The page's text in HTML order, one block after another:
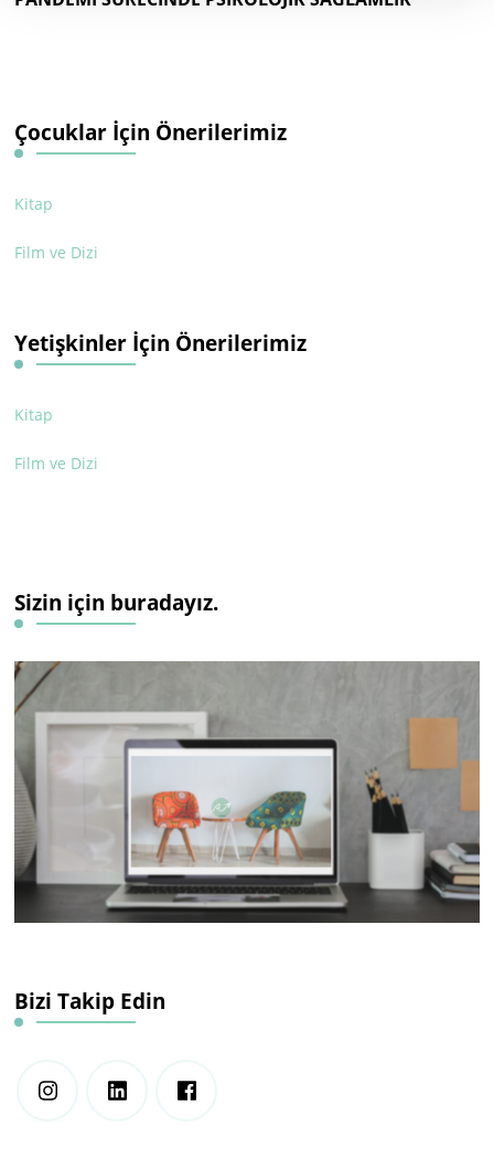
Çocuklar İçin Önerilerimiz
Kitap
Film ve Dizi
Yetişkinler İçin Önerilerimiz
Kitap
Film ve Dizi
Sizin için buradayız.
Bizi Takip Edin